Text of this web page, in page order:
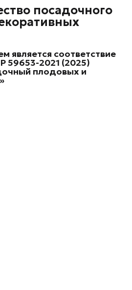
посадочного
является соответствие
59653-2021 (2025)
плодовых и